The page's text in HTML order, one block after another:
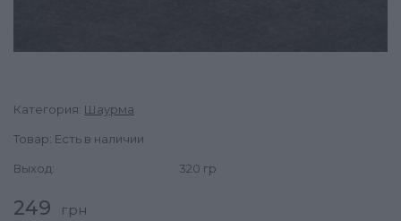
Категория: Шаурма
Товар: Есть в наличии
Выход: 320 гр
249 грн